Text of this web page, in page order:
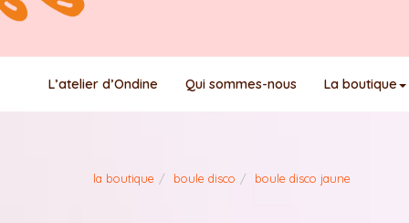
L’atelier d’Ondine Qui sommes-nous La boutique
la boutique boule disco boule disco jaune